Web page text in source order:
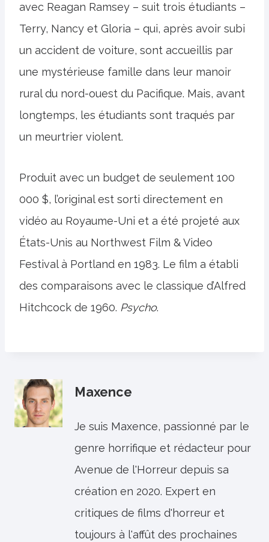
avec Reagan Ramsey – suit trois étudiants –
Terry, Nancy et Gloria – qui, après avoir subi
un accident de voiture, sont accueillis par
une mystérieuse famille dans leur manoir
rural du nord-ouest du Pacifique. Mais, avant
longtemps, les étudiants sont traqués par
un meurtrier violent.
Produit avec un budget de seulement 100
000 $, l’original est sorti directement en
vidéo au Royaume-Uni et a été projeté aux
États-Unis au Northwest Film & Video
Festival à Portland en 1983. Le film a établi
des comparaisons avec le classique d’Alfred
Hitchcock de 1960. Psycho.
Maxence
Je suis Maxence, passionné par le
genre horrifique et rédacteur pour
Avenue de l'Horreur depuis sa
création en 2020. Expert en
critiques de films d'horreur et
toujours à l'affût des prochaines